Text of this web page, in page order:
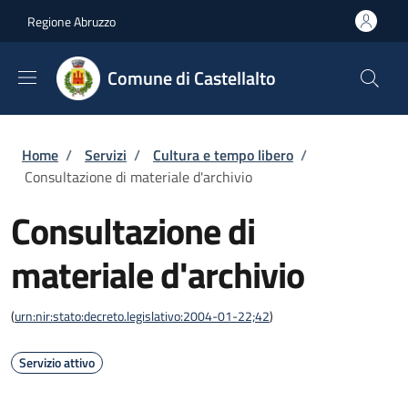
Regione Abruzzo
Comune di Castellalto
Briciole di pane
Home / Servizi / Cultura e tempo libero /
Consultazione di materiale d'archivio
Consultazione di
materiale d'archivio
(urn:nir:stato:decreto.legislativo:2004-01-22;42)
Servizio attivo